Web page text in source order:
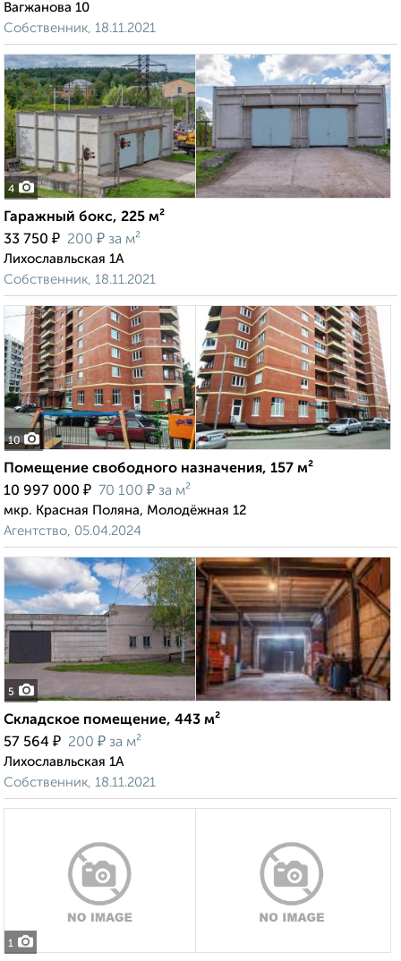
Вагжанова 10
Собственник, 18.11.2021
4
Гаражный бокс, 225 м²
33 750 ₽ 200 ₽ за м²
Лихославльская 1А
Собственник, 18.11.2021
10
Помещение свободного назначения, 157 м²
10 997 000 ₽ 70 100 ₽ за м²
мкр. Красная Поляна, Молодёжная 12
Агентство, 05.04.2024
5
Складское помещение, 443 м²
57 564 ₽ 200 ₽ за м²
Лихославльская 1А
Собственник, 18.11.2021
1